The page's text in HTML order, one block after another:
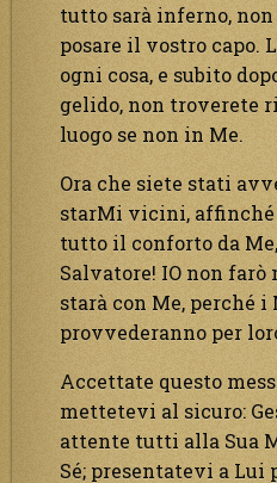
tutto sarà inferno,
posare il vostro capo.
ogni cosa, e subito
gelido, non troverete
luogo se non in Me.
Ora che siete stati
starMi vicini, affinché
tutto il conforto da
Salvatore! IO non
starà con Me, perché
provvederanno per
Accettate questo
mettetevi al sicuro:
attente tutti alla Sua
Sé; presentatevi a